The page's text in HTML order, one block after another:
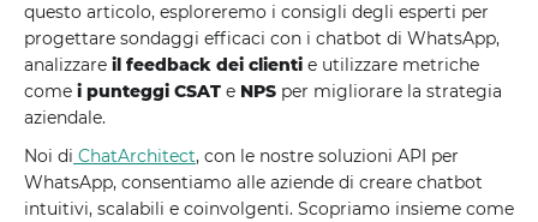
questo articolo, esploreremo i consigli degli esperti per
progettare sondaggi efficaci con i chatbot di WhatsApp,
analizzare il feedback dei clienti e utilizzare metriche
come i punteggi CSAT e NPS per migliorare la strategia
aziendale.
Noi di ChatArchitect, con le nostre soluzioni API per
WhatsApp, consentiamo alle aziende di creare chatbot
intuitivi, scalabili e coinvolgenti. Scopriamo insieme come